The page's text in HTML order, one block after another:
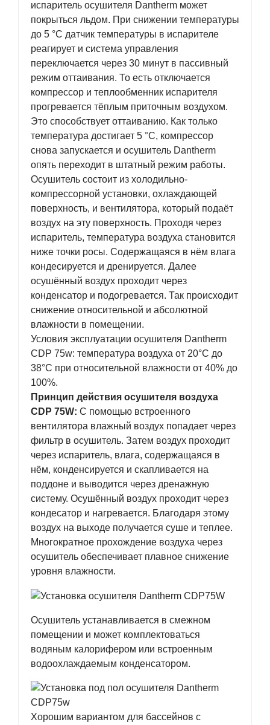
испаритель осушителя Dantherm может
покрыться льдом. При снижении температуры
до 5 °С датчик температуры в испарителе
реагирует и система управления
переключается через 30 минут в пассивный
режим оттаивания. То есть отключается
компрессор и теплообменник испарителя
прогревается тёплым приточным воздухом.
Это способствует оттаиванию. Как только
температура достигает 5 °С, компрессор
снова запускается и осушитель Dantherm
опять переходит в штатный режим работы.
Осушитель состоит из холодильно-
компрессорной установки, охлаждающей
поверхность, и вентилятора, который подаёт
воздух на эту поверхность. Проходя через
испаритель, температура воздуха становится
ниже точки росы. Содержащаяся в нём влага
кондесируется и дренируется. Далее
осушённый воздух проходит через
конденсатор и подогревается. Так происходит
снижение относительной и абсолютной
влажности в помещении.
Условия эксплуатации осушителя Dantherm
CDP 75w: температура воздуха от 20°C до
38°C при относительной влажности от 40% до
100%.
Принцип действия осушителя воздуха
CDP 75W: С помощью встроенного
вентилятора влажный воздух попадает через
фильтр в осушитель. Затем воздух проходит
через испаритель, влага, содержащаяся в
нём, конденсируется и скапливается на
поддоне и выводится через дренажную
систему. Осушённый воздух проходит через
кондесатор и нагревается. Благодаря этому
воздух на выходе получается суше и теплее.
Многократное прохождение воздуха через
осушитель обеспечивает плавное снижение
уровня влажности.
Осушитель устанавливается в смежном
помещении и может комплектоваться
водяным калорифером или встроенным
водоохлаждаемым конденсатором.
Хорошим вариантом для бассейнов с